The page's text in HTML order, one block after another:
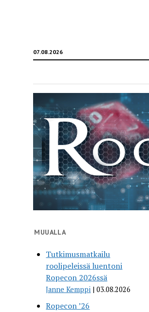
07.08.2026
MUUALLA
Tutkimusmatkailu
roolipeleissä luentoni
Ropecon 2026ssä
Janne Kemppi 03.08.2026
Ropecon ’26